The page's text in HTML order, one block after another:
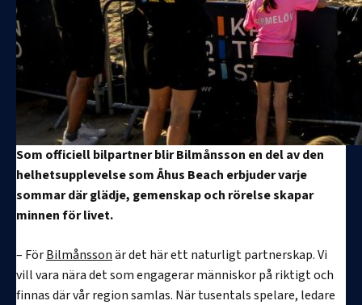
Som officiell bilpartner blir Bilmånsson en del av den
helhetsupplevelse som Åhus Beach erbjuder varje
sommar där glädje, gemenskap och rörelse skapar
minnen för livet.
– FörBilmånssonär det här ett naturligt partnerskap. Vi
vill vara nära det som engagerar människor på riktigt och
finnas där vår region samlas. När tusentals spelare, ledare